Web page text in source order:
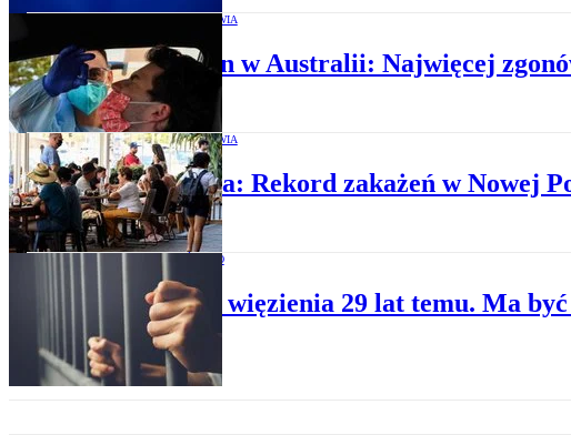
OCHRONA ZDROWIA
Omikron w Australii: Najwięcej
OCHRONA ZDROWIA
Australia: Rekord zakażeń w Nowej
SPOŁECZEŃSTWO
Uciekł z więzienia 29 lat temu. Ma